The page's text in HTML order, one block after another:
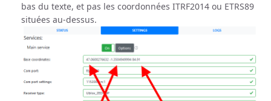
bas du texte, et pas les coordonnées ITRF2014 ou ETRS89
situées au-dessus.